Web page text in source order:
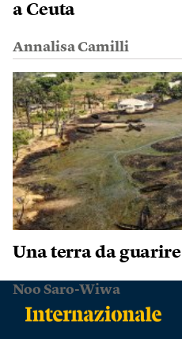
a Ceuta
Annalisa Camilli
Una terra da guarire
Noo Saro-Wiwa